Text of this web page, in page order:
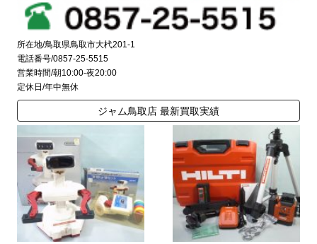
所在地/鳥取県鳥取市大杙201-1
電話番号/0857-25-5515
営業時間/朝10:00-夜20:00
定休日/年中無休
ジャム鳥取店 最新買取実績